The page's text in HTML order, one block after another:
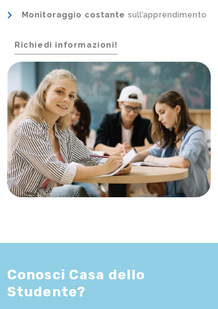
Monitoraggio costante sull’apprendimento
Richiedi informazioni!
Conosci Casa dello
Studente?